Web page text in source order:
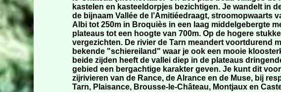
kastelen en kasteeldorpjes bezichtigen. Je wandelt in
de bijnaam Vallée de l’Amitiéedraagt, stroomopwaarts
Albi tot 250m in Broquiès in een laag middelgebergte
plateaus tot een hoogte van 700m. Op de hogere
vergezichten. De rivier de Tarn meandert voortdurend
bekende "schiereiland" waar je ook een mooie
beide zijden heeft de vallei diep in de plateaus
gebied een bergachtige karakter geven. Je kunt dit
zijrivieren van de Rance, de Alrance en de Muse, bij
Tarn, Plaisance, Brousse-le-Château, Montjaux en